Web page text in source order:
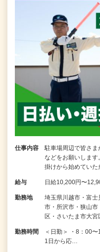
仕事内容
駐車場周辺で皆さ
などをお願いしま
掛けから始めてい
給与 日給10,200円〜
勤務地
埼玉県川越市・富
市・所沢市・狭山
区・さいたま市大
勤務時間
＜日勤＞ ・8：00
1日から応…